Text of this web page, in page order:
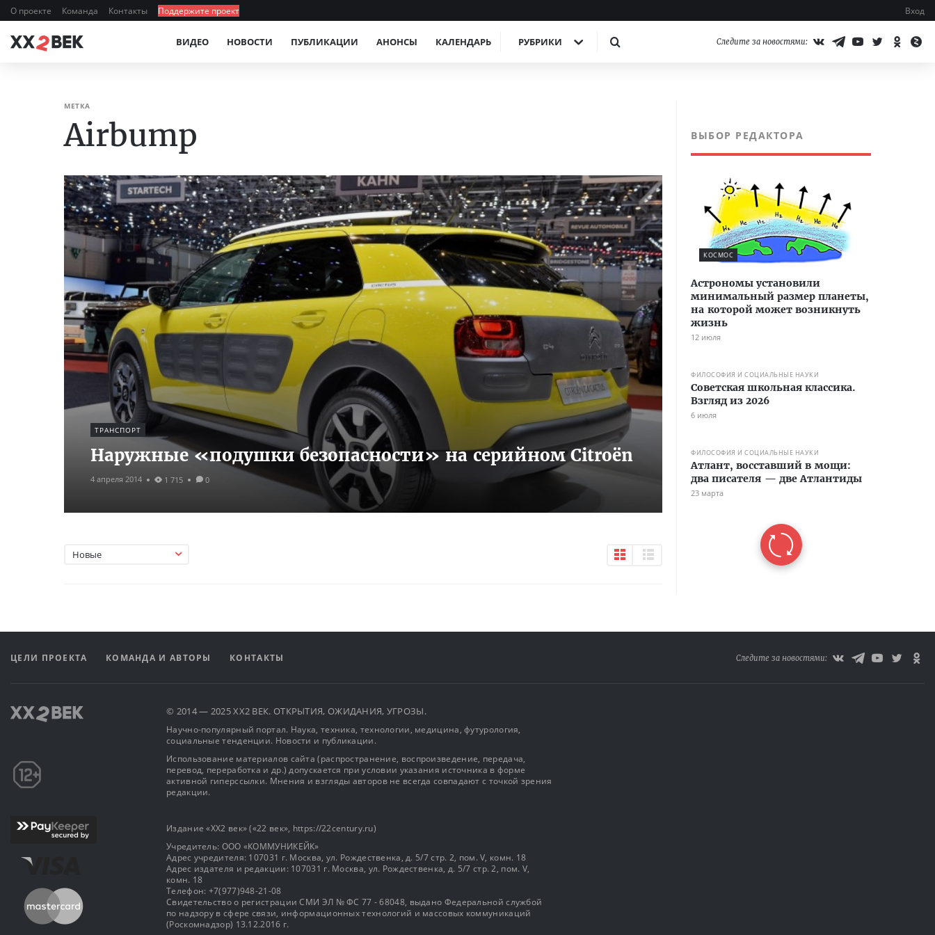
О проекте Команда Контакты Поддержите проект Вход
ВИДЕО НОВОСТИ ПУБЛИКАЦИИ АНОНСЫ КАЛЕНДАРЬ РУБРИКИ Следите за новостями:
МЕТКА
Airbump
ТРАНСПОРТ
Наружные «подушки безопасности» на серийном Citroën
4 апреля 2014 1 715 0
Новые
ВЫБОР РЕДАКТОРА
КОСМОС
Астрономы установили
минимальный размер планеты,
на которой может возникнуть
жизнь
12 июля
ФИЛОСОФИЯ И СОЦИАЛЬНЫЕ НАУКИ
Советская школьная классика.
Взгляд из 2026
6 июля
ФИЛОСОФИЯ И СОЦИАЛЬНЫЕ НАУКИ
Атлант, восставший в мощи:
два писателя — две Атлантиды
23 марта
ЦЕЛИ ПРОЕКТА КОМАНДА И АВТОРЫ КОНТАКТЫ Следите за новостями:
© 2014 — 2025 XX2 ВЕК. ОТКРЫТИЯ, ОЖИДАНИЯ, УГРОЗЫ.
Научно-популярный портал. Наука, техника, технологии, медицина, футурология,
социальные тенденции. Новости и публикации.
Использование материалов сайта (распространение, воспроизведение, передача,
перевод, переработка и др.) допускается при условии указания источника в форме
активной гиперссылки. Мнения и взгляды авторов не всегда совпадают с точкой зрения
редакции.
Издание «XX2 век» («22 век», https://22century.ru)
Учредитель: OOO «КОММУНИКЕЙК»
Адрес учредителя: 107031 г. Москва, ул. Рождественка, д. 5/7 стр. 2, пом. V, комн. 18
Адрес издателя и редакции: 107031 г. Москва, ул. Рождественка, д. 5/7 стр. 2, пом. V,
комн. 18
Телефон: +7(977)948-21-08
Свидетельство о регистрации СМИ ЭЛ № ФС 77 - 68048, выдано Федеральной службой
по надзору в сфере связи, информационных технологий и массовых коммуникаций
(Роскомнадзор) 13.12.2016 г.